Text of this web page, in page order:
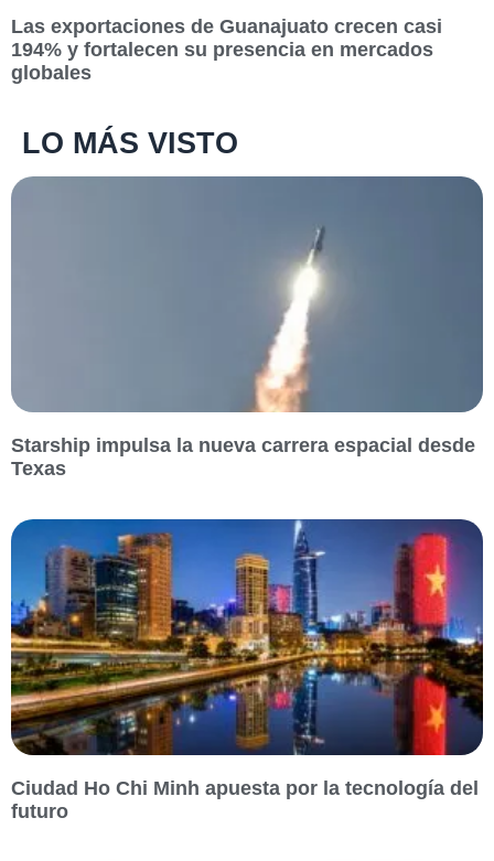
Las exportaciones de Guanajuato crecen casi
194% y fortalecen su presencia en mercados
globales
LO MÁS VISTO
Starship impulsa la nueva carrera espacial desde
Texas
Ciudad Ho Chi Minh apuesta por la tecnología del
futuro